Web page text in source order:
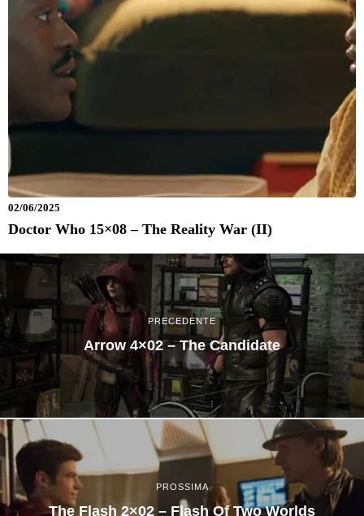
02/06/2025
Doctor Who 15×08 – The Reality War (II)
PRECEDENTE
Arrow 4×02 – The Candidate
PROSSIMA
The Flash 2×02 – Flash Of Two Worlds